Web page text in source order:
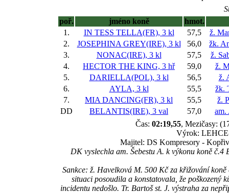
poř.
jméno koně
hmot.
1.
IN TESS TELLA(FR), 3 kl 57,5
ž.
2.
JOSEPHINA GREY(IRE), 3 kl 56,0
žk.
3.
NONAC(IRE), 3 kl 57,5
ž.
4.
HECTOR THE KING, 3 hř 59,0
ž.
5.
DARIELLA(POL), 3 kl 56,5
ž.
6.
AYLA, 3 kl 55,5
žk.
7.
MIA DANCING(FR), 3 kl 55,5
ž.
DD
BELANTIS(IRE), 3 val 57,0
am.
Čas: 02:19,55, Mezičasy:
Výrok:
Majitel: DS Kompresory -
DK vyslechla am. Šebestu A. k výkonu koně
Sankce: ž. Havelková M. 500 Kč za křižování
situaci posoudila a konstatovala, že poškozený
incidentu nedošlo. Tr. Bartoš st. J. výstraha za